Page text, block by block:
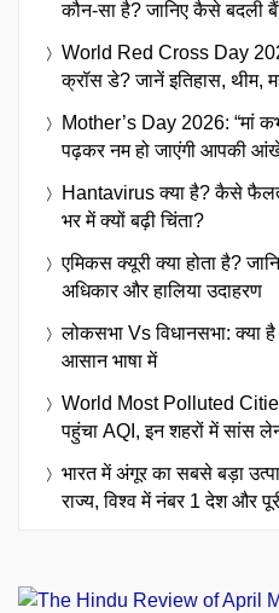
कौन-सा है? जानिए कैसे बदली
World Red Cross Day
क्रॉस डे? जानें इतिहास, थीम,
Mother’s Day 2026: “मां
पढ़कर नम हो जाएंगी आपकी
Hantavirus क्या है? कैसे
भर में क्यों बढ़ी चिंता?
एमिकस क्यूरी क्या होता है?
अधिकार और हालिया उदाहरण
लोकसभा Vs विधानसभा: क्या
आसान भाषा में
World Most Polluted
पहुंचा AQI, इन शहरों में सांस
भारत में अंगूर का सबसे बड़ा
राज्य, विश्व में नंबर 1 देश और